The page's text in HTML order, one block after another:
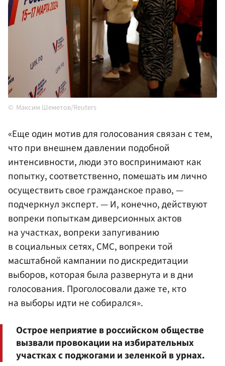
Максим Шеметов/Reuters
«Еще один мотив для голосования связан с тем,
что при внешнем давлении подобной
интенсивности, люди это воспринимают как
попытку, соответственно, помешать им лично
осуществить свое гражданское право, —
подчеркнул эксперт. — И, конечно, действуют
вопреки попыткам диверсионных актов
на участках, вопреки запугиванию
в социальных сетях, СМС, вопреки той
масштабной кампании по дискредитации
выборов, которая была развернута и в дни
голосования. Проголосовали даже те, кто
на выборы идти не собирался».
Острое неприятие в российском обществе
вызвали провокации на избирательных
участках с поджогами и зеленкой в урнах.